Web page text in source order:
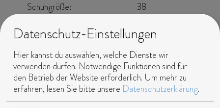
Schuhgröße:
38
an der
Großglocknerstrasse
Geburtsjahr:
1997
Studium/Ausbildung:
IT-Technikerin
Datenschutz-Einstellungen
Hier kannst du auswählen, welche Dienste wir
verwenden dürfen. Notwendige Funktionen sind für
den Betrieb der Website erforderlich. Um mehr zu
erfahren, lesen Sie bitte unsere Datenschutzerklärung.